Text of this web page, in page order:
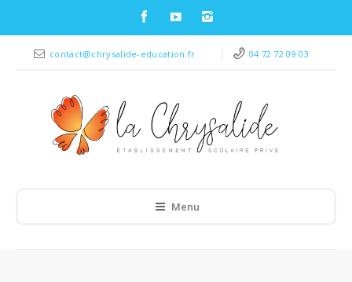
contact@chrysalide-education.fr 04 72 72 09 03
Menu